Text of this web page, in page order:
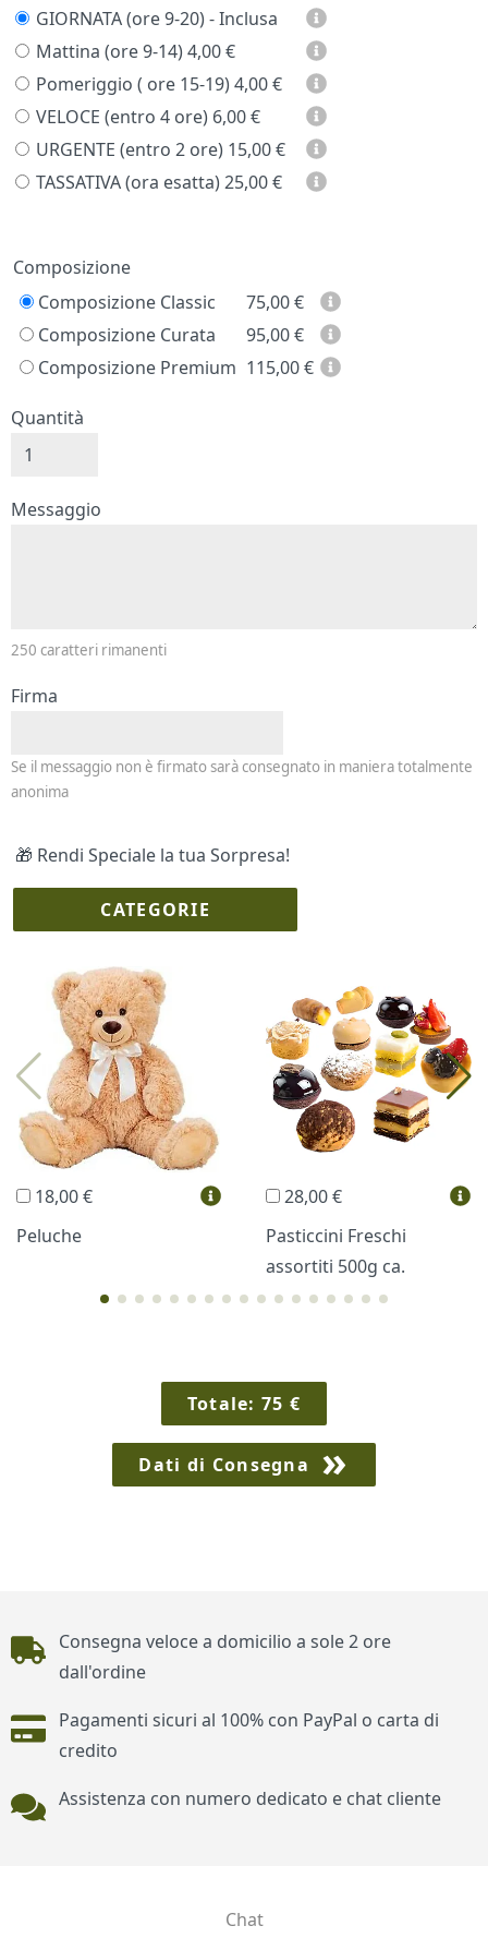
GIORNATA (ore 9-20) - Inclusa
Mattina (ore 9-14) 4,00 €
Pomeriggio ( ore 15-19) 4,00 €
VELOCE (entro 4 ore) 6,00 €
URGENTE (entro 2 ore) 15,00 €
TASSATIVA (ora esatta) 25,00 €
Prezzo
Composizione
Composizione Classic
75,00€
Composizione Curata
95,00€
Composizione Premium 115,00€
Quantità
Messaggio e firma
Messaggio
250 caratteri rimanenti
Firma
Se il messaggio non è firmato sarà consegnato in maniera totalmente
anonima
🎁 Rendi Speciale la tua Sorpresa!
CATEGORIE
I più scelti
Profumi Collane Lussoni®
Trudi® THUN®
Regali Personalizzati
18,00 €
Peluche
28,00 €
Pasticcini Freschi
assortiti 500g ca.
Totale:75 €
Dati di Consegna
Piè di pagina
Consegna veloce a domicilio a sole 2 ore
dall'ordine
Pagamenti sicuri al 100% con PayPal o carta di
credito
Assistenza con numero dedicato e chat cliente
Chat